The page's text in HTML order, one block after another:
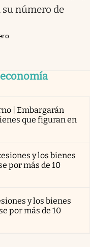
número de
| Embargarán
que figuran en
y los bienes
por más de 10
y los bienes
por más de 10